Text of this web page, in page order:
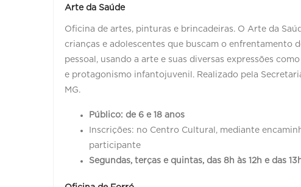
Arte da Saúde
Oficina de artes, pinturas e brincadeiras. O Arte da
crianças e adolescentes que buscam o enfrentamento
pessoal, usando a arte e suas diversas expressões
e protagonismo infantojuvenil. Realizado pela
MG.
Público: de 6 e 18 anos
Inscrições: no Centro Cultural, mediante
participante
Segundas, terças e quintas, das 8h às 12h e das